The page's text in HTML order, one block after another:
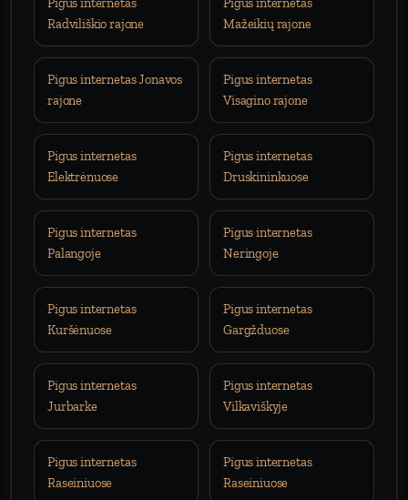
Radviliškio rajone
Mažeikių rajone
Pigus internetas Jonavos
rajone
Pigus internetas
Visagino rajone
Pigus internetas
Elektrėnuose
Pigus internetas
Druskininkuose
Pigus internetas
Palangoje
Pigus internetas
Neringoje
Pigus internetas
Kuršėnuose
Pigus internetas
Gargžduose
Pigus internetas
Jurbarke
Pigus internetas
Vilkaviškyje
Pigus internetas
Raseiniuose
Pigus internetas
Raseiniuose